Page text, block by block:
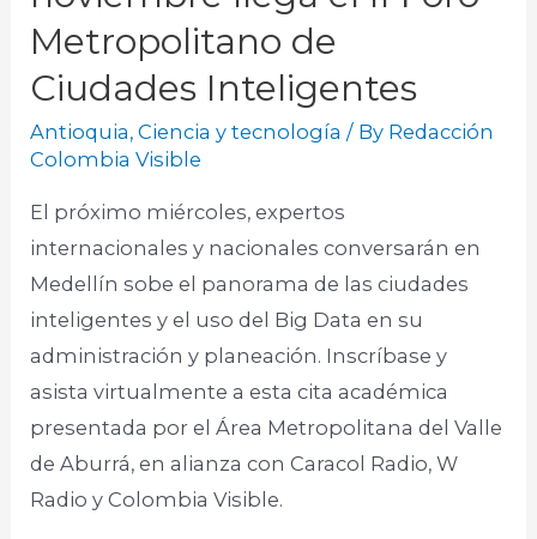
Metropolitano de
Ciudades Inteligentes
Antioquia,Ciencia y tecnología / By Redacción
Colombia Visible
El próximo miércoles, expertos
internacionales y nacionales conversarán en
Medellín sobe el panorama de las ciudades
inteligentes y el uso del Big Data en su
administración y planeación. Inscríbase y
asista virtualmente a esta cita académica
presentada por el Área Metropolitana del Valle
de Aburrá, en alianza con Caracol Radio, W
Radio y Colombia Visible. ​